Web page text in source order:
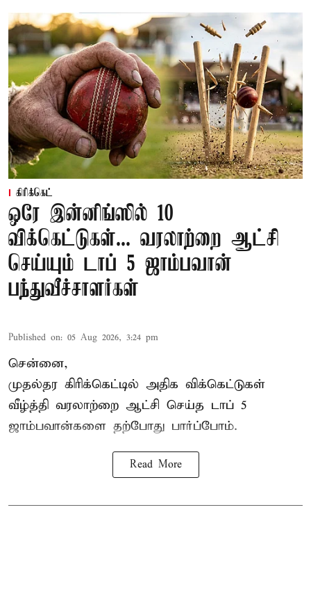
கிரிக்கெட்
ஒரே இன்னிங்ஸில் 10
விக்கெட்டுகள்... வரலாற்றை ஆட்சி
செய்யும் டாப் 5 ஜாம்பவான்
பந்துவீச்சாளர்கள்
Published on: 05 Aug 2026, 3:24 pm
சென்னை,
முதல்தர கிரிக்கெட்டில் அதிக விக்கெட்டுகள்
வீழ்த்தி வரலாற்றை ஆட்சி செய்த டாப் 5
ஜாம்பவான்களை தற்போது பார்ப்போம்.
Read More